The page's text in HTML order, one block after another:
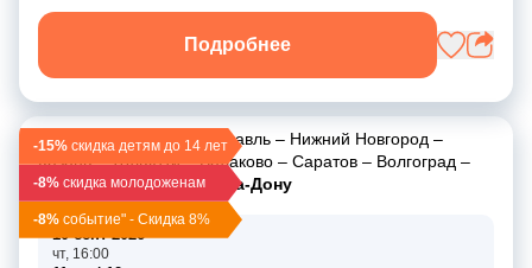
Подробнее
-15% скидка детям до 14 лет
-8% скидка молодоженам
-8% событие" - Скидка 8%
Москва –Углич–Ярославль – Нижний Новгород –
Казань–Тольятти–Балаково – Саратов – Волгоград –
Романовская–Ростов-на-Дону
10 сент 2026
чт, 16:00